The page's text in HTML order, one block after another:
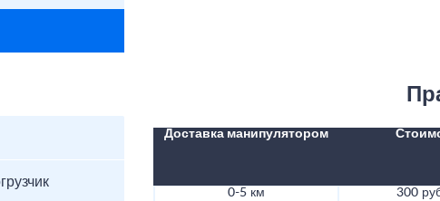
Доставка манипулятором
0-5 км 300